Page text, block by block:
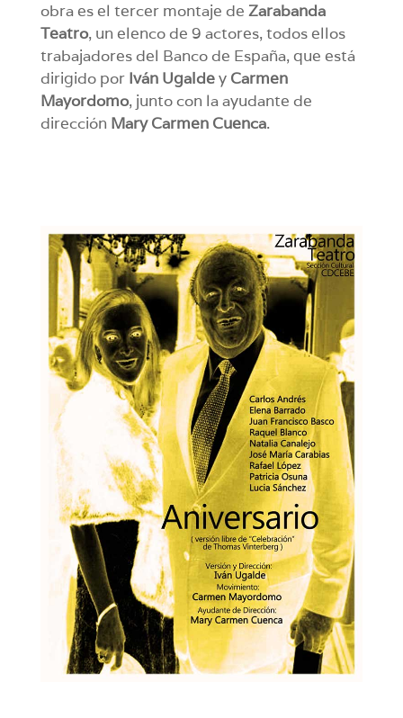
obra es el tercer montaje de Zarabanda
Teatro, un elenco de 9 actores, todos ellos
trabajadores del Banco de España, que está
dirigido por Iván Ugaldey Carmen
Mayordomo, junto con la ayudante de
dirección Mary Carmen Cuenca.